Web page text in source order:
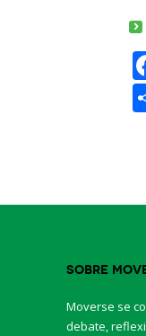
Sobre
Moverse se
debate,